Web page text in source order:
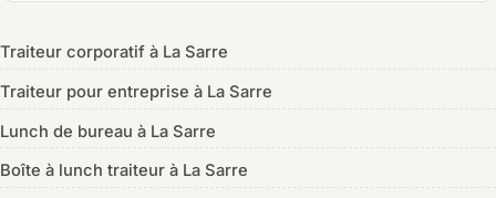
Traiteur corporatif à La Sarre
Traiteur pour entreprise à La Sarre
Lunch de bureau à La Sarre
Boîte à lunch traiteur à La Sarre